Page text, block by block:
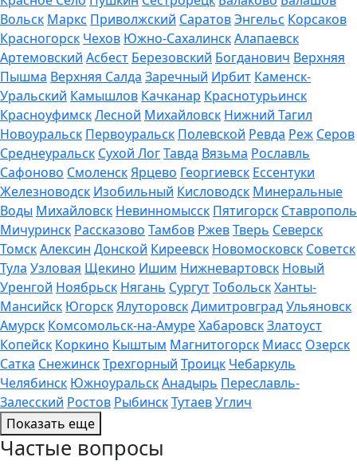
Вольск Маркс Приволжский СаратовЭнгельс Корсаков
Красногорск Чехов Южно-СахалинскАлапаевск
Артемовский Асбест Березовский Богданович Верхняя
Пышма Верхняя Салда Заречный Ирбит Каменск-
Уральский Камышлов Качканар Краснотурьинск
КрасноуфимскЛесной Михайловск Нижний Тагил
Новоуральск Первоуральск Полевской Ревда Реж Серов
Среднеуральск Сухой ЛогТавда Вязьма Рославль
Сафоново СмоленскЯрцево Георгиевск Ессентуки
Железноводск Изобильный Кисловодск Минеральные
Воды Михайловск Невинномысск Пятигорск Ставрополь
Мичуринск Рассказово Тамбов РжевТверь Северск
ТомскАлексин Донской Киреевск Новомосковск Советск
Тула Узловая Щекино Ишим Нижневартовск Новый
Уренгой Ноябрьск Нягань СургутТобольскХанты-
Мансийск ЮгорскЯлуторовскДимитровградУльяновск
Амурск Комсомольск-на-АмуреХабаровскЗлатоуст
Копейск Коркино Кыштым Магнитогорск Миасс Озерск
Сатка СнежинскТрехгорный Троицк Чебаркуль
Челябинск ЮжноуральскАнадырь Переславль-
Залесский Ростов РыбинскТутаевУглич
Показать еще
Частые вопросы